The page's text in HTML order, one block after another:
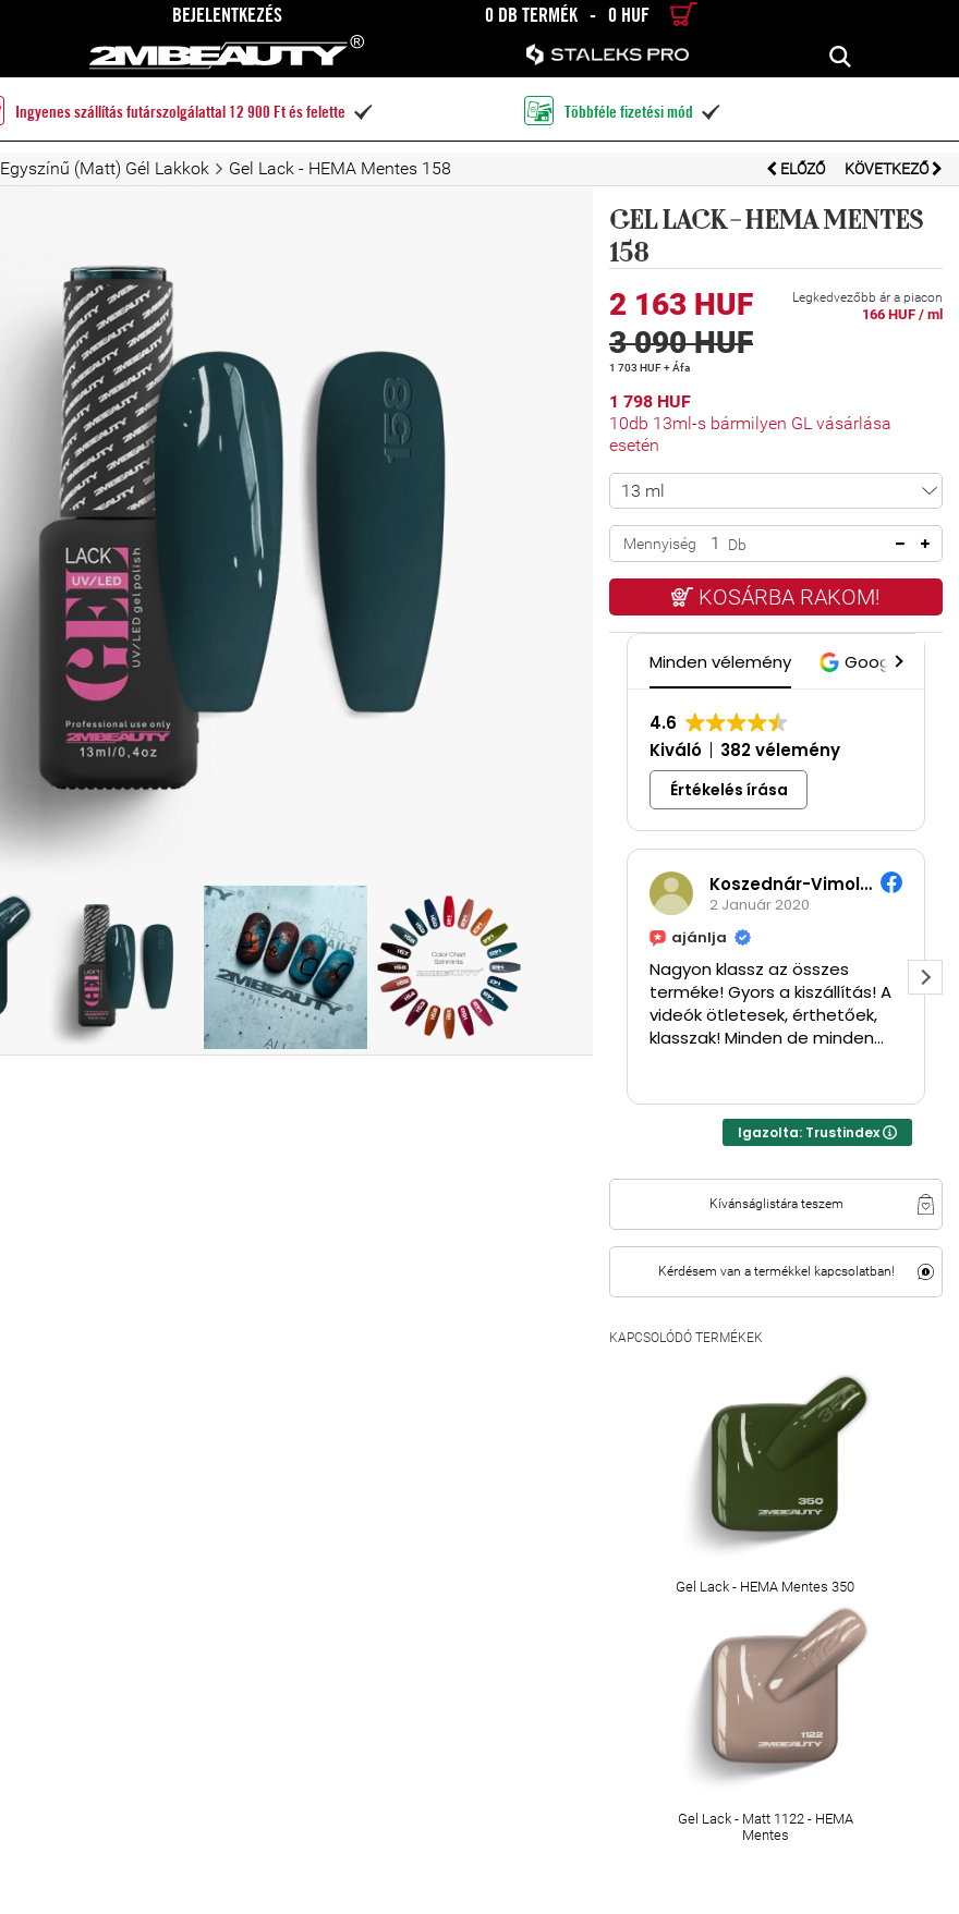
BEJELENTKEZÉS 0 DB TERMÉK - 0 HUF
RÉSZLETES KERESÉS KERESÉS
Ingyenes szállítás futárszolgálattal 12 900 Ft és felette  Többféle fizetési mód 
Egyszínű (Matt) Gél Lakkok Gel Lack - HEMA Mentes 158 ELŐZŐ KÖVETKEZŐ
GEL LACK - HEMA MENTES
158
Legkedvezőbb ár a piacon
166 HUF / ml
2 163 HUF
3 090 HUF
1 703 HUF + Áfa
1 798 HUF
10db 13ml-s bármilyen GL vásárlása
esetén
Mennyiség Db
KOSÁRBA RAKOM!
Minden vélemény Google
4.6
Kiváló
382 vélemény
Értékelés írása
Koszednár-Vimola Hajnalka
2 Január 2020
ajánlja
Nagyon klassz az összes
terméke! Gyors a kiszállítás! A
videók ötletesek, érthetőek,
klasszak! Minden de minden
Igazolta: Trustindex
Kívánságlistára teszem
Kérdésem van a termékkel kapcsolatban!
KAPCSOLÓDÓ TERMÉKEK
Gel Lack - HEMA Mentes 350
Gel Lack - Matt 1122 - HEMA
Mentes